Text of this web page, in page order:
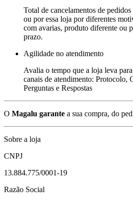
Total de cancelamentos de
ou por essa loja por diferentes
com avarias, produto diferente ou
prazo.
Agilidade no atendimento
Avalia o tempo que a loja leva
canais de atendimento: Protocolo,
Perguntas e Respostas
O Magalu garante a sua compra, do
Sobre a loja
CNPJ
13.884.775/0001-19
Razão Social